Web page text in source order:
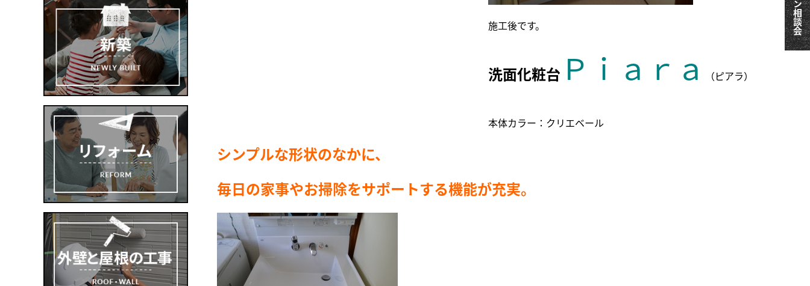
施工後です。
洗面化粧台 Ｐｉａｒａ （ピアラ）
本体カラー：クリエベール
シンプルな形状のなかに、
毎日の家事やお掃除をサポートする機能が充実。